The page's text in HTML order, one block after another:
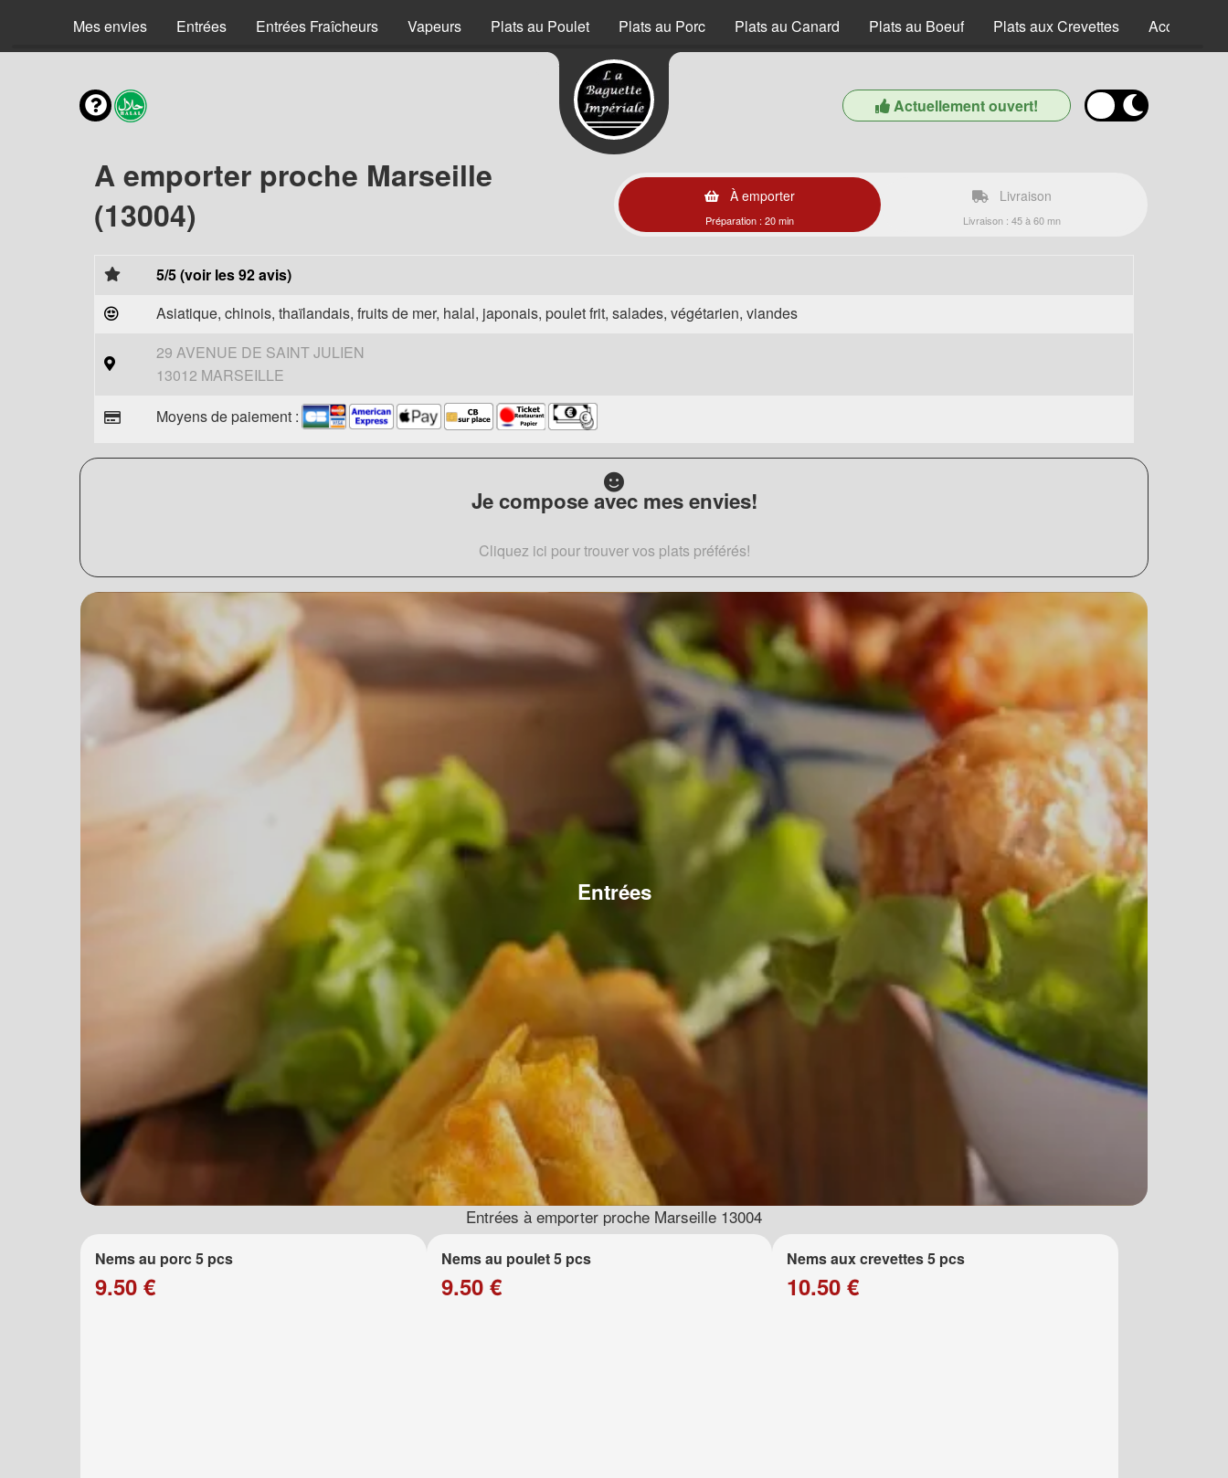
Mes envies Entrées Entrées Fraîcheurs Vapeurs Plats au Poulet Plats au Porc Plats au Canard Plats au Boeuf Plats aux Crevettes
Actuellement ouvert!
A emporter proche Marseille
(13004)
À emporter
Préparation : 20 min
Livraison
Livraison : 45 à 60 mn
5/5 (voir les 92 avis)
Asiatique, chinois, thaïlandais, fruits de mer, halal, japonais, poulet frit, salades, végétarien, viandes
29 AVENUE DE SAINT JULIEN
13012 MARSEILLE
Moyens de paiement :
Je compose avec mes envies!
Cliquez ici pour trouver vos plats préférés!
Entrées
Entrées à emporter proche Marseille 13004
Nems au porc 5 pcs
9.50 €
Nems au poulet 5 pcs
9.50 €
Nems aux crevettes 5 pcs
10.50 €